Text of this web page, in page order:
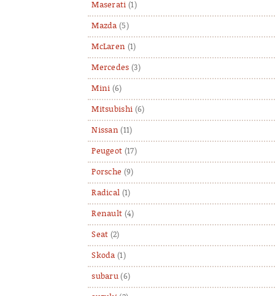
Maserati (1)
Mazda (5)
McLaren (1)
Mercedes (3)
Mini (6)
Mitsubishi (6)
Nissan (11)
Peugeot (17)
Porsche (9)
Radical (1)
Renault (4)
Seat (2)
Skoda (1)
subaru (6)